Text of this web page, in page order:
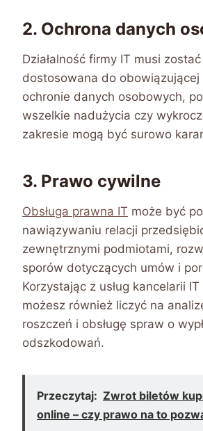
2. Ochrona danych
Działalność firmy IT musi
dostosowana do
ochronie danych osobowych,
wszelkie nadużycia czy
zakresie mogą być surowo
3. Prawo cywilne
Obsługa prawna IT może być
nawiązywaniu relacji
zewnętrznymi podmiotami,
sporów dotyczących umów i
Korzystając z usług kancelarii
możesz również liczyć na
roszczeń i obsługę spraw o
odszkodowań.
Przeczytaj: Zwrot biletów
online – czy prawo na to